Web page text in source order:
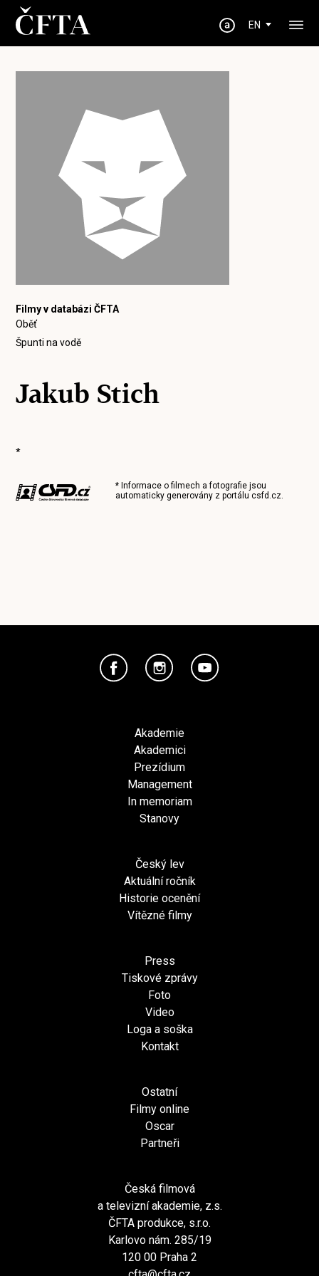
EN
Filmy v databázi ČFTA
Oběť
Špunti na vodě
Jakub Stich
*
* Informace o filmech a fotografie jsou
automaticky generovány z portálucsfd.cz.
Akademie
Akademici
Prezídium
Management
In memoriam
Stanovy
Český lev
Aktuální ročník
Historie ocenění
Vítězné filmy
Press
Tiskové zprávy
Foto
Video
Loga a soška
Kontakt
Ostatní
Filmy online
Oscar
Partneři
Česká filmová
a televizní akademie, z.s.
ČFTA produkce, s.r.o.
Karlovo nám. 285/19
120 00 Praha 2